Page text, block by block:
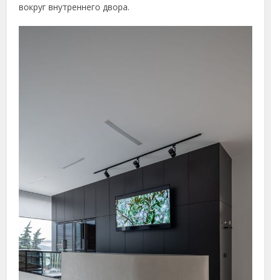
вокруг внутреннего двора.